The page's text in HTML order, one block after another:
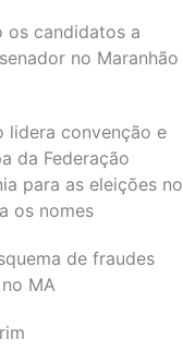
os candidatos a
no Maranhão
lidera convenção e
da Federação
para as eleições no
os nomes
de fraudes
MA